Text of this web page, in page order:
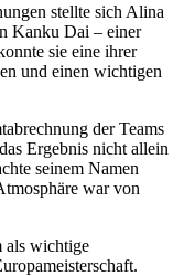
stellte sich Alina
Kanku Dai – einer
sie eine ihrer
und einen wichtigen
der Teams
Ergebnis nicht allein
seinem Namen
war von
als wichtige